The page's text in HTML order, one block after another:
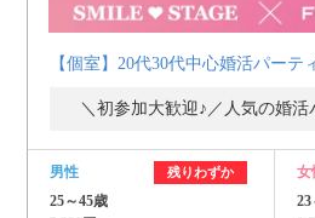
【個室】20代30代中心婚活パーテ
＼初参加大歓迎♪／人気の婚
男性 残りわずか
25～45歳
女
23